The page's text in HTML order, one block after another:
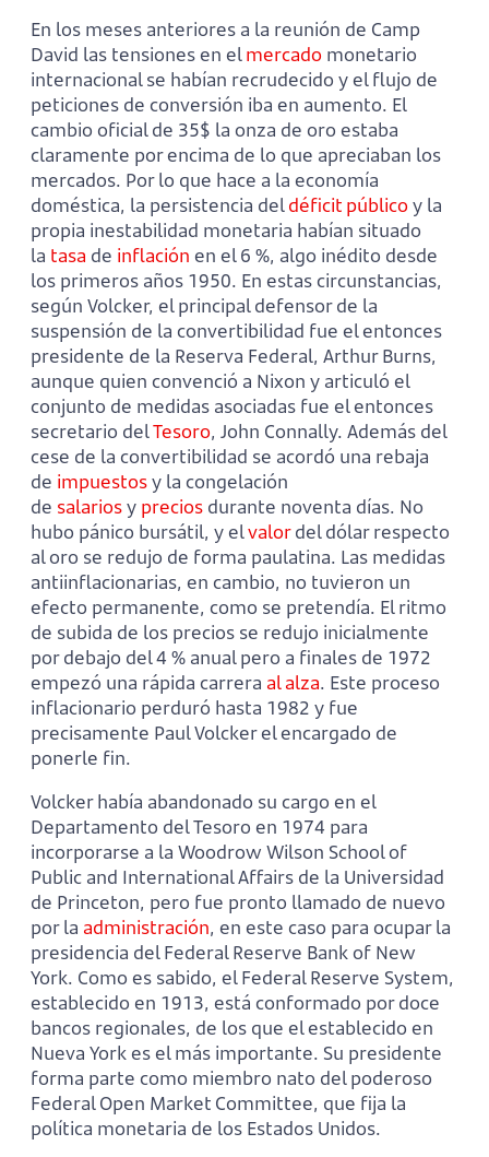
En los meses anteriores a la reunión de Camp
David las tensiones en elmercado monetario
internacional se habían recrudecido y el flujo de
peticiones de conversión iba en aumento. El
cambio oficial de 35$ la onza de oro estaba
claramente por encima de lo que apreciaban los
mercados. Por lo que hace a la economía
doméstica, la persistencia deldéficit públicoy la
propia inestabilidad monetaria habían situado
la tasa de inflación en el 6 %, algo inédito desde
los primeros años 1950. En estas circunstancias,
según Volcker, el principal defensor de la
suspensión de la convertibilidad fue el entonces
presidente de la Reserva Federal, Arthur Burns,
aunque quien convenció a Nixon y articuló el
conjunto de medidas asociadas fue el entonces
secretario delTesoro, John Connally. Además del
cese de la convertibilidad se acordó una rebaja
de impuestosy la congelación
de salariosy precios durante noventa días. No
hubo pánico bursátil, y elvalordel dólar respecto
al oro se redujo de forma paulatina. Las medidas
antiinflacionarias, en cambio, no tuvieron un
efecto permanente, como se pretendía. El ritmo
de subida de los precios se redujo inicialmente
por debajo del 4 % anual pero a finales de 1972
empezó una rápida carrera al alza. Este proceso
inflacionario perduró hasta 1982 y fue
precisamente Paul Volcker el encargado de
ponerle fin.
Volcker había abandonado su cargo en el
Departamento del Tesoro en 1974 para
incorporarse a la Woodrow Wilson School of
Public and International Affairs de la Universidad
de Princeton, pero fue pronto llamado de nuevo
por la administración, en este caso para ocupar la
presidencia del Federal Reserve Bank of New
York. Como es sabido, el Federal Reserve System,
establecido en 1913, está conformado por doce
bancos regionales, de los que el establecido en
Nueva York es el más importante. Su presidente
forma parte como miembro nato del poderoso
Federal Open Market Committee, que fija la
política monetaria de los Estados Unidos.